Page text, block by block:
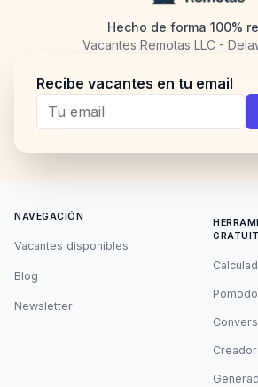
Hecho de forma 100%
Vacantes Remotas LLC -
Recibe vacantes en tu email
NAVEGACIÓN
Vacantes disponibles
Blog
Newsletter